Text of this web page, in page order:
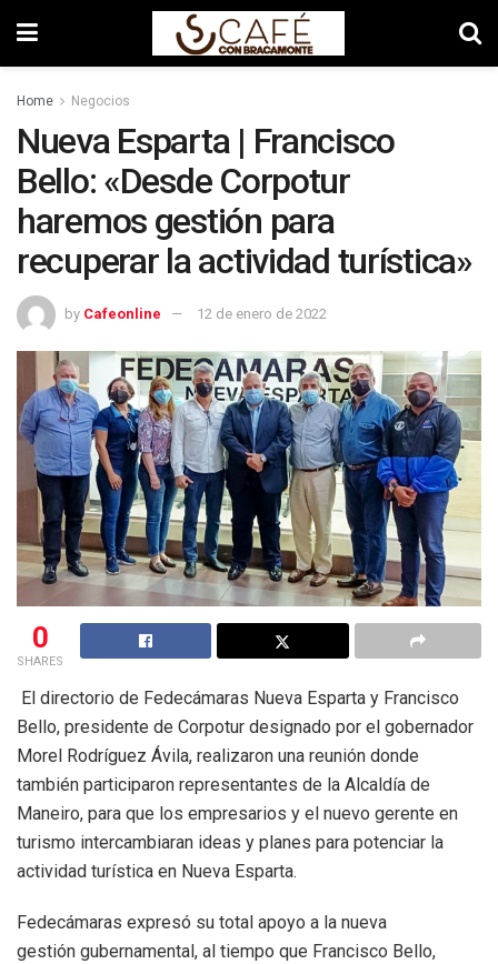
Home Negocios
Nueva Esparta | Francisco
Bello: «Desde Corpotur
haremos gestión para
recuperar la actividad turística»
by Cafeonline 12 de enero de 2022
0
SHARES
El directorio de Fedecámaras Nueva Esparta y Francisco
Bello, presidente de Corpotur designado por el gobernador
Morel Rodríguez Ávila, realizaron una reunión donde
también participaron representantes de la Alcaldía de
Maneiro, para que los empresarios y el nuevo gerente en
turismo intercambiaran ideas y planes para potenciar la
actividad turística en Nueva Esparta.
Fedecámaras expresó su total apoyo a la nueva
gestión gubernamental, al tiempo que Francisco Bello,